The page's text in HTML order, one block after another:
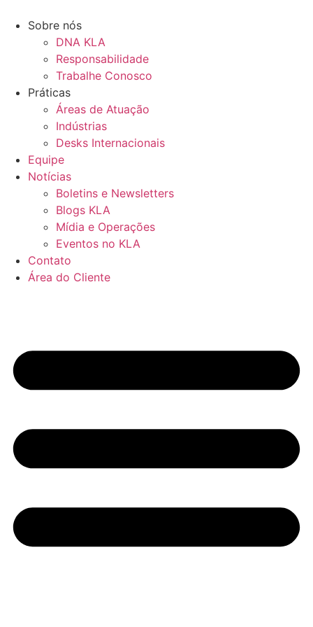
para
conteúdo
Sobre nós
DNA KLA
Responsabilidade
Trabalhe Conosco
Práticas
Áreas de Atuação
Indústrias
Desks Internacionais
Equipe
Notícias
Boletins e Newsletters
Blogs KLA
Mídia e Operações
Eventos no KLA
Contato
Área do Cliente